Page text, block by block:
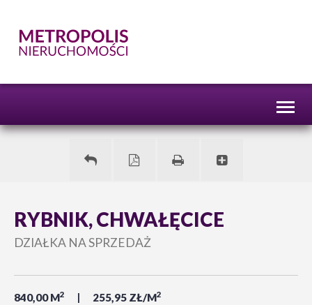
RYBNIK, CHWAŁĘCICE
DZIAŁKA NA SPRZEDAŻ
840,00 M2 255,95 ZŁ/M2